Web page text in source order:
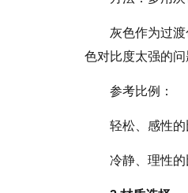
灰色作为过
色对比度太强的问
参考比例：
轻松、感性
冷静、理性